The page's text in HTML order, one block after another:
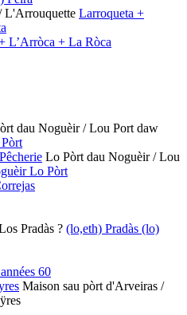
L'Arrouquette Larroqueta +
L’Arròca + La Ròca
dau Noguèir / Lou Port daw
Lo Pòrt dau Noguèir / Lou
Lo Pòrt
Pradàs ? (lo,eth) Pradàs (lo)
60
Maison sau pòrt d'Arveiras /